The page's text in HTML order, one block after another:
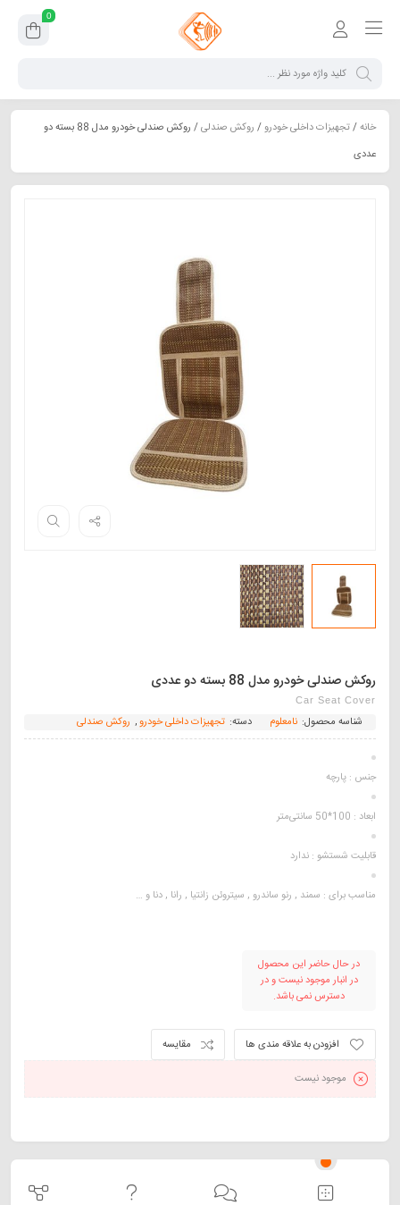
0
خانه/تجهیزات داخلی خودرو/ روکش صندلی
/ روکش صندلی خودرو مدل 88 بسته دو
عددی
روکش صندلی خودرو مدل 88 بسته دو عددی
Car Seat Cover
شناسه محصول: نامعلوم دسته: تجهیزات داخلی خودرو, روکش صندلی
جنس : پارچه
ابعاد : 100*50 سانتی‌متر
قابلیت شستشو : ندارد
مناسب برای : سمند , رنو ساندرو , سیتروئن زانتیا , رانا , دنا و …
در حال حاضر این محصول
در انبار موجود نیست و در
دسترس نمی باشد.
مقایسه افزودن به علاقه مندی ها
موجود نیست